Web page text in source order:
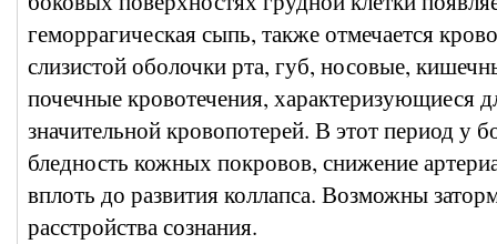
геморрагическая сыпь, также отмечается
слизистой оболочки рта, губ, носовые,
почечные кровотечения, характеризующиеся
значительной кровопотерей. В этот период у
бледность кожных покровов, снижение
вплоть до развития коллапса. Возможны
расстройства сознания.